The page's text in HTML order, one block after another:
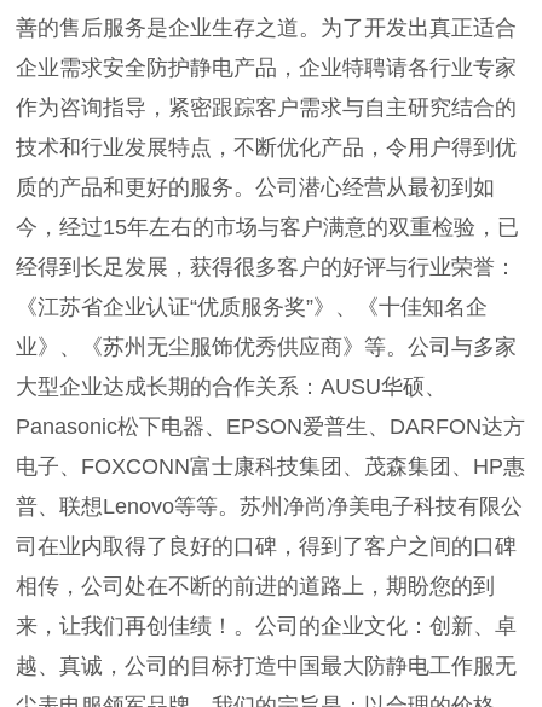
善的售后服务是企业生存之道。为了开发出真正适合
企业需求安全防护静电产品，企业特聘请各行业专家
作为咨询指导，紧密跟踪客户需求与自主研究结合的
技术和行业发展特点，不断优化产品，令用户得到优
质的产品和更好的服务。公司潜心经营从最初到如
今，经过15年左右的市场与客户满意的双重检验，已
经得到长足发展，获得很多客户的好评与行业荣誉：
《江苏省企业认证“优质服务奖”》、《十佳知名企
业》、《苏州无尘服饰优秀供应商》等。公司与多家
大型企业达成长期的合作关系：AUSU华硕、
Panasonic松下电器、EPSON爱普生、DARFON达方
电子、FOXCONN富士康科技集团、茂森集团、HP惠
普、联想Lenovo等等。苏州净尚净美电子科技有限公
司在业内取得了良好的口碑，得到了客户之间的口碑
相传，公司处在不断的前进的道路上，期盼您的到
来，让我们再创佳绩！。公司的企业文化：创新、卓
越、真诚，公司的目标打造中国最大防静电工作服无